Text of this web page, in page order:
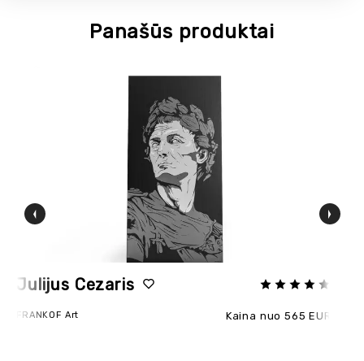
Panašūs produktai
Julijus Cezaris
FRANKOF Art Kaina nuo 565 EUR